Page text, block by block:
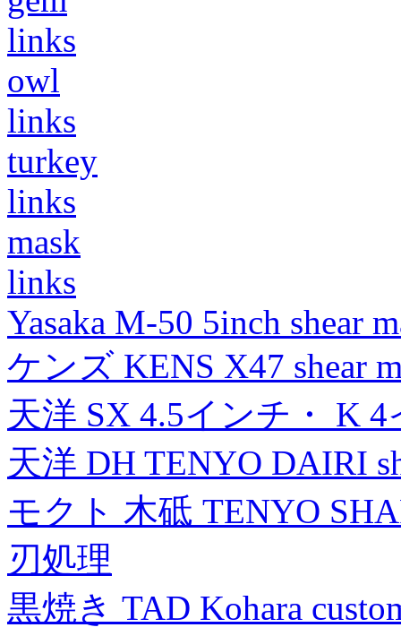
links
owl
links
turkey
links
mask
links
Yasaka M-50 5inch shear
ケンズ KENS X47 shear
天洋 SX 4.5インチ・ K
天洋 DH TENYO DAIRI
モクト 木砥 TENYO
刃処理
黒焼き TAD Kohara